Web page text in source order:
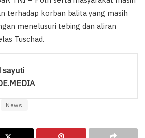
terhadap korban balita yang masih
menelusuri tebing dan aliran
Tuschad.
sayuti
News